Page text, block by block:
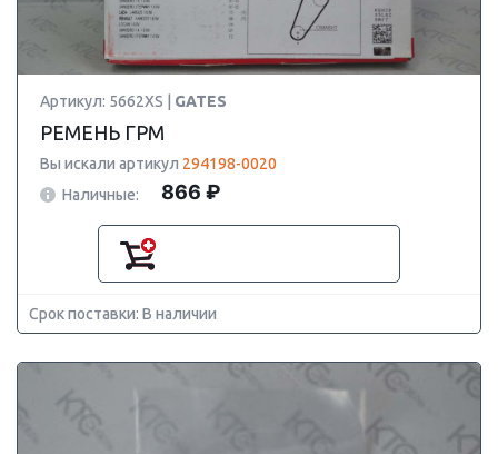
Артикул: 5662XS | GATES
РЕМЕНЬ ГРМ
Вы искали артикул 294198-0020
Наличные:
866 ₽
Срок поставки: В наличии